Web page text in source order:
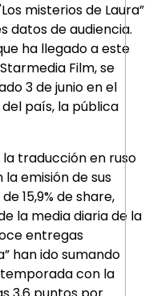
misterios de Laura”
datos de audiencia.
ha llegado a este
Film, se
3 de junio en el
país, la pública
traducción en ruso
emisión de sus
15,9% de share,
la media diaria de la
entregas
han ido sumando
con la